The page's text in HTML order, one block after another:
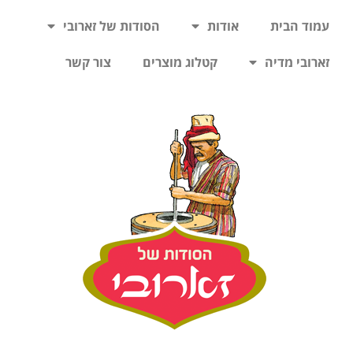
עמוד הבית אודות הסודות של זארובי
זארובי מדיה קטלוג מוצרים צור קשר